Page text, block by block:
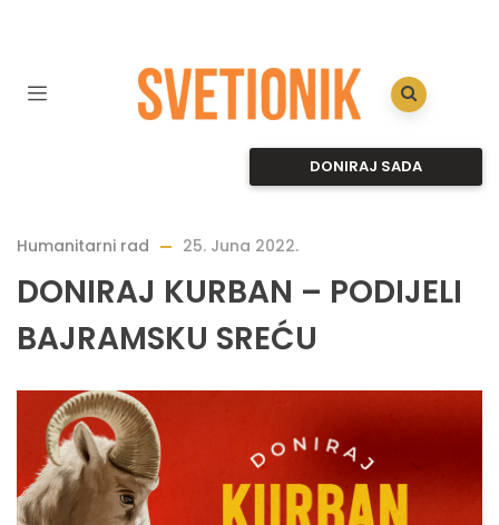
DONIRAJ SADA
Humanitarni rad 25. Juna 2022.
DONIRAJ KURBAN – PODIJELI
BAJRAMSKU SREĆU